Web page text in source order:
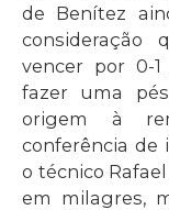
de Benítez
consideração
vencer por 0-
fazer uma
origem à
conferência de
o técnico
em milagres,